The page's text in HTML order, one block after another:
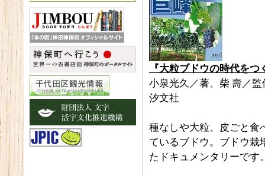
『大粒ブドウの時代をつ
小泉光久／著、柴 壽／監
汐文社
種なしや大粒、皮ごと食
ているブドウ。ブドウ栽
たドキュメンタリーです